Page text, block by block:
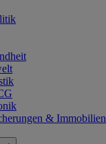
& Immobilien